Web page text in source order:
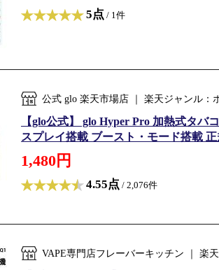
5点 / 1件
公式 glo 楽天市場店 ｜ 楽天ジャンル：
【glo公式】 glo Hyper Pro 加熱式タバ
スプレイ搭載 ブースト・モード搭載
1,480円
4.55点 / 2,076件
VAPE専門店フレーバーキッチン ｜ 楽